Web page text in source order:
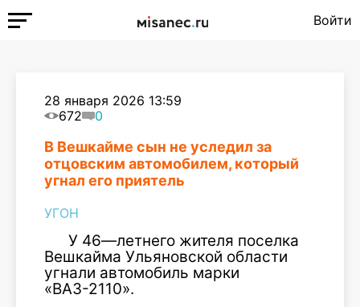
Войти
28 января 2026 13:59
672
0
В Вешкайме сын не уследил за
отцовским автомобилем, который
угнал его приятель
УГОН
У 46—летнего жителя поселка
Вешкайма Ульяновской области
угнали автомобиль марки
«ВАЗ-2110».